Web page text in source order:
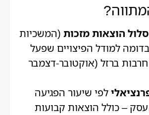
הוצאות מזכות (המשכיות
למודל הפיצויים שפעל
ברזל (אוקטובר-דצמבר
לפי שיעור הפגיעה
– כולל הוצאות קבועות